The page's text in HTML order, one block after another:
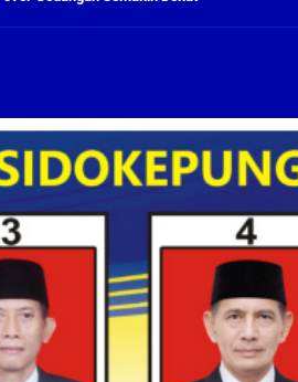
Rehab RTLH
Gedangan Semakin Dekat
Seketi dan Urangagung
Komisi B Dua Kali Panggil Pansel Dan